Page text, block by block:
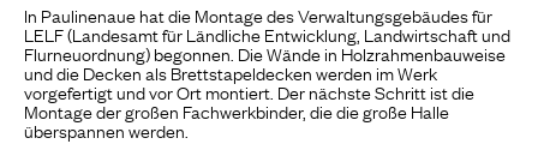
In Paulinenaue hat die Montage des Verwaltungsgebäudes für
LELF (Landesamt für Ländliche Entwicklung, Landwirtschaft und
Flurneuordnung) begonnen. Die Wände in Holzrahmenbauweise
und die Deckenals Brettstapeldeckenwerden im Werk
vorgefertigt und vor Ort montiert. Der nächste Schritt ist die
Montage der großen Fachwerkbinder, die die große Halle
überspannen werden.